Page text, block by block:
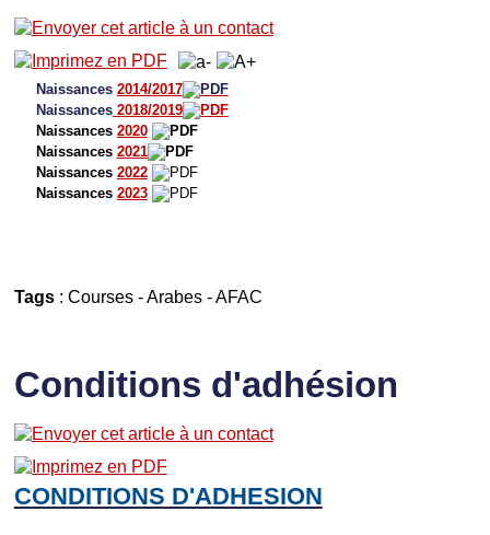
Naissances 2014/2017
Naissances2018/2019
Naissances 2020
Naissances 2021
Naissances 2022
Naissances 2023
Tags: Courses-Arabes-AFAC
Conditions d'adhésion
CONDITIONS D'ADHESION